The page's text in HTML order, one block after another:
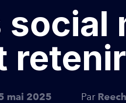
mai 2025 Par Reech